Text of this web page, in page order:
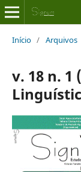
Início / Arquivos
v. 18 n. 1